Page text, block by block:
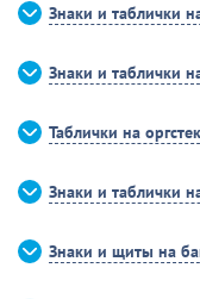
Знаки и таблички
Знаки и таблички
Таблички на
Знаки и таблички
Знаки и щиты на